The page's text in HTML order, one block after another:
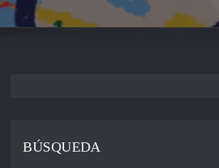
BÚSQUEDA